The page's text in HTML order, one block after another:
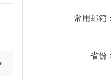
常用邮箱：
省份：